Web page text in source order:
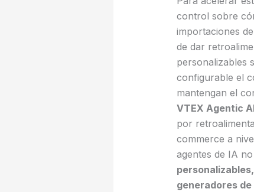
control sobre
importaciones
de dar
personalizables
configurable el
mantengan el
VTEX Agentic
por
commerce a
agentes de IA
generadores